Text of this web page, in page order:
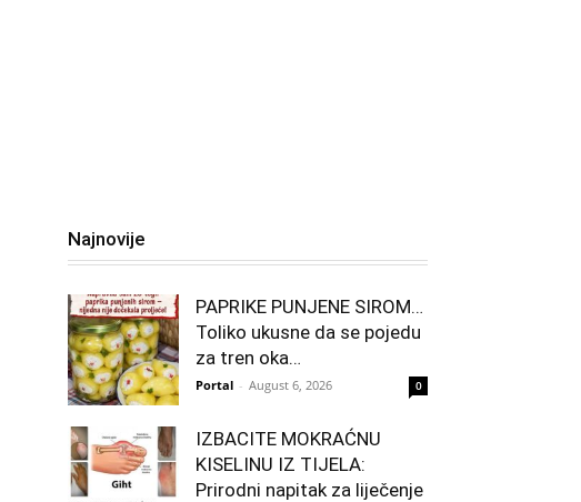
Najnovije
PAPRIKE PUNJENE SIROM…
Toliko ukusne da se pojedu
za tren oka…
Portal - August 6, 2026 0
IZBACITE MOKRAĆNU
KISELINU IZ TIJELA:
Prirodni napitak za liječenje